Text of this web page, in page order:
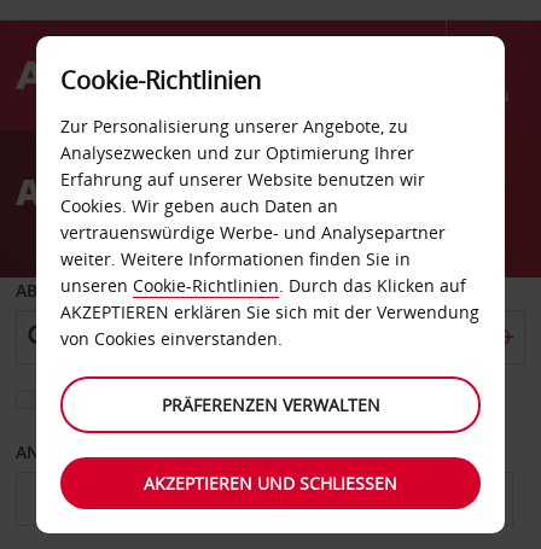
Menü
AvisAutovermietung Sparks
ABHOLEN VON
Eine andere Rückgabestation auswählen
ANFANGSDATUM
Cookie-Richtlinien
Zur Personalisierung unserer Angebote, zu
Analysezwecken und zur Optimierung Ihrer
Erfahrung auf unserer Website benutzen wir
Cookies. Wir geben auch Daten an
vertrauenswürdige Werbe- und Analysepartner
weiter. Weitere Informationen finden Sie in
unseren Cookie-Richtlinien. Durch das Klicken auf
AKZEPTIEREN erklären Sie sich mit der Verwendung
von Cookies einverstanden.
PRÄFERENZEN VERWALTEN
AKZEPTIEREN UND SCHLIESSEN